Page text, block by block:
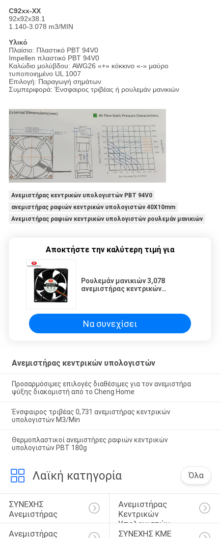
C92xx-ΧΧ
92x92x38.1
1.140-3.078 m3/MIN
Υλικό
Πλαίσιο: Πλαστικό PBT 94V0
Impellen πλαστικό PBT 94V0
Καλώδιο μολύβδου: AWG26 «+» κόκκινο «-» μαύρο
τυποποιημένο UL 1007
Επιλογή: Παραγωγή σημάτων
Συμπεριφορά: Ένσφαιρος τριβέας ή ρουλεμάν μανικιών
Ανεμιστήρας κεντρικών υπολογιστών PBT 94V0
ανεμιστήρας ραφιών κεντρικών υπολογιστών 40X10mm
Ανεμιστήρας ραφιών κεντρικών υπολογιστών ρουλεμάν μανικιών
Αποκτήστε την καλύτερη τιμή για
Ρουλεμάν μανικιών 3,078
ανεμιστήρας κεντρικών
Να συνεχίσει
Ανεμιστήρας κεντρικών υπολογιστών
Προσαρμόσιμες επιλογές διαθέσιμες για τον ανεμιστήρα
ψύξης διακομιστή από το Cheng Home
Ένσφαιρος τριβέας 0,731 ανεμιστήρας κεντρικών
υπολογιστών M3/Min
Θερμοπλαστικοί ανεμιστήρες ραφιών κεντρικών
υπολογιστών PBT 180g
Λαϊκή κατηγορία Όλα
ΣΥΝΕΧΗΣ
Ανεμιστήρας
Ανεμιστήρας
Κεντρικών
Υπολογιστών
Ανεμιστήρας
ΣΥΝΕΧΗΣ ΚΜΕ